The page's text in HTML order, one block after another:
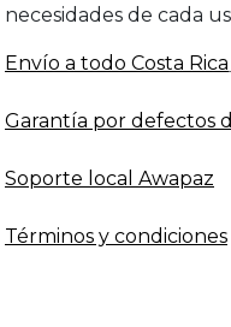
necesidades de cada
Envío a todo​ Costa Rica
Garantía por defectos
Soporte local Awapaz
Términos y condiciones